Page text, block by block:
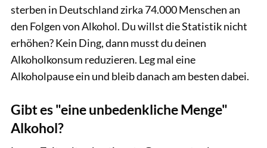
sterben in Deutschland zirka 74.000 Menschen an
den Folgen von Alkohol. Du willst die Statistik nicht
erhöhen? Kein Ding, dann musst du deinen
Alkoholkonsum reduzieren. Leg mal eine
Alkoholpause ein und bleib danach am besten dabei.
Gibt es "eine unbedenkliche Menge"
Alkohol?